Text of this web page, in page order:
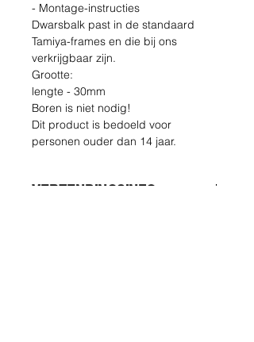
- Montage-instructies
Dwarsbalk past in de standaard
Tamiya-frames en die bij ons
verkrijgbaar zijn.
Grootte:
lengte - 30mm
Boren is niet nodig!
Dit product is bedoeld voor
personen ouder dan 14 jaar.
VERZENDINGSINFO